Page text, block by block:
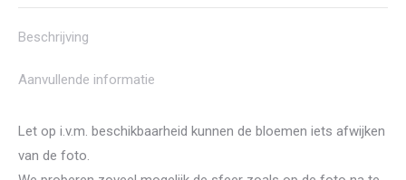
Beschrijving
Aanvullende informatie
Let op i.v.m. beschikbaarheid kunnen de bloemen iets afwijken
van de foto.